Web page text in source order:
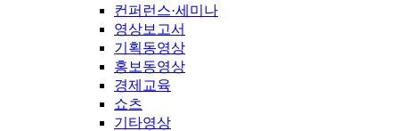
컨퍼런스·세미나
영상보고서
기획동영상
홍보동영상
경제교육
쇼츠
기타영상